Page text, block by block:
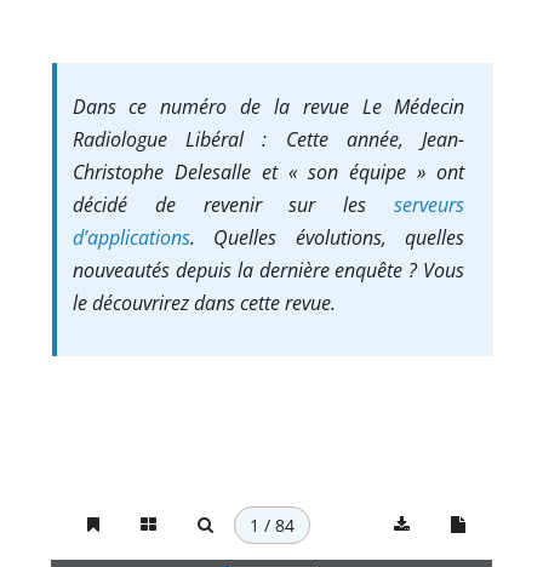
Dans ce numéro de la revue Le Médecin
Radiologue Libéral : Cette année, Jean-
Christophe Delesalle et « son équipe » ont
décidé de revenir sur lesserveurs
d’applications. Quelles évolutions, quelles
nouveautés depuis la dernière enquête ? Vous
le découvrirez dans cette revue.
1 / 84